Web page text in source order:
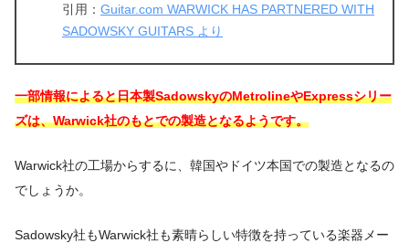
引用： Guitar.com WARWICK HAS PARTNERED WITH
SADOWSKY GUITARS より
一部情報によると日本製SadowskyのMetrolineやExpressシリー
ズは、Warwick社のもとでの製造となるようです。
Warwick社の工場からするに、韓国やドイツ本国での製造となるの
でしょうか。
Sadowsky社もWarwick社も素晴らしい特徴を持っている楽器メー